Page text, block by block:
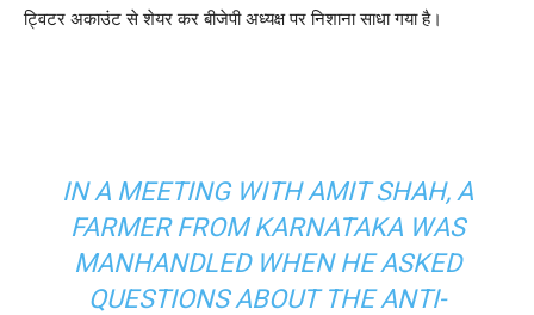
ट्विटर अकाउंट से शेयर कर बीजेपी अध्यक्ष पर निशाना साधा गया है।
IN A MEETING WITH AMIT SHAH, A
FARMER FROM KARNATAKA WAS
MANHANDLED WHEN HE ASKED
QUESTIONS ABOUT THE ANTI-